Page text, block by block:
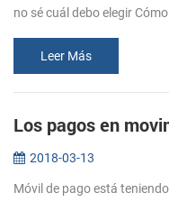
no sé cuál debo elegir
de ma...Leer Más
Los pagos en
2018-03-13
Móvil de pago está